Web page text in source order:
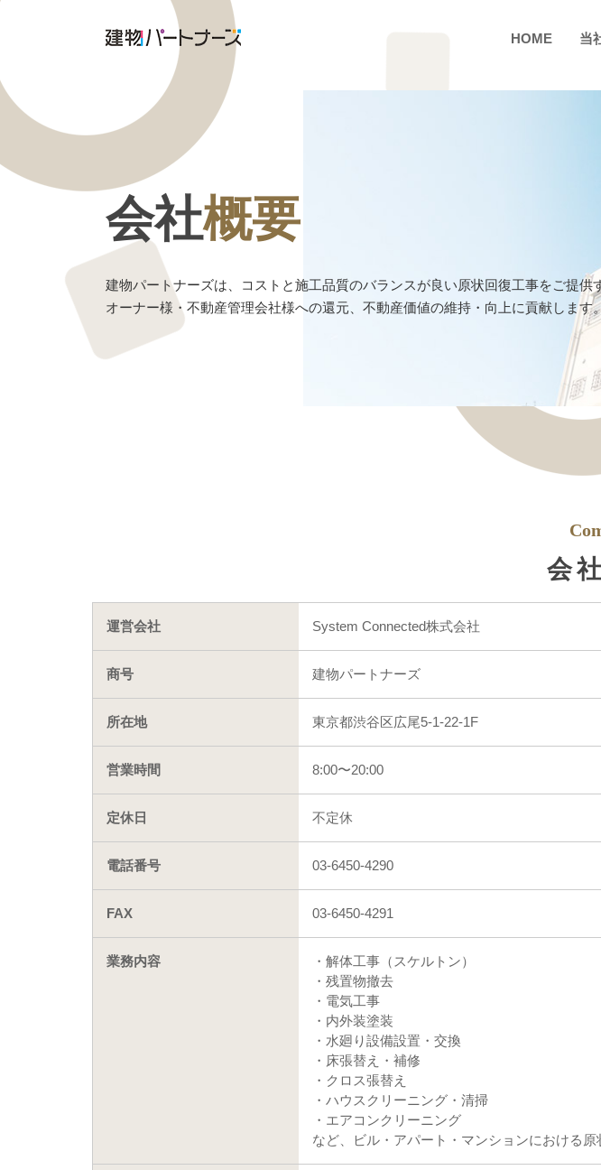
HOME 当
会社概要
建物パートナーズは、コストと施工品質のバランスが良い原状回復工事をご提供
オーナー様・不動産管理会社様への還元、不動産価値の維持・向上に貢献します
会
運営会社 System Connected株式会社
商号 建物パートナーズ
所在地 東京都渋谷区広尾5-1-22-1F
営業時間 8:00〜20:00
定休日 不定休
電話番号 03-6450-4290
FAX 03-6450-4291
業務内容
・解体工事（スケルトン）
・残置物撤去
・電気工事
・内外装塗装
・水廻り設備設置・交換
・床張替え・補修
・クロス張替え
・ハウスクリーニング・清掃
・エアコンクリーニング
など、ビル・アパート・マンションにおける